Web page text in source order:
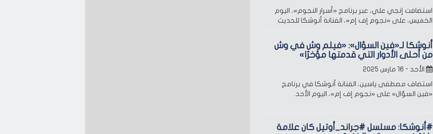
استضافت إنجي علي، عبر برنامج «أسرار النجوم»، اليوم
الخميس، على «نجوم إف إم»، الفنانة أنوشكا للحديث
أنوشكا لـ«فين السؤال»: «فيلم وش في وش
من أحلى الأدوار التي قدمتها مؤخرًا»
الأحد - ١٦ مارس ٢٠٢٥
استضاف مصطفى ياسين، الفنانة أنوشكا في برنامج
«فين السؤال» على «نجوم إف إم»، اليوم الأحد.
#أنوشكا: مسلسل #جراند_أوتيل كان علامة